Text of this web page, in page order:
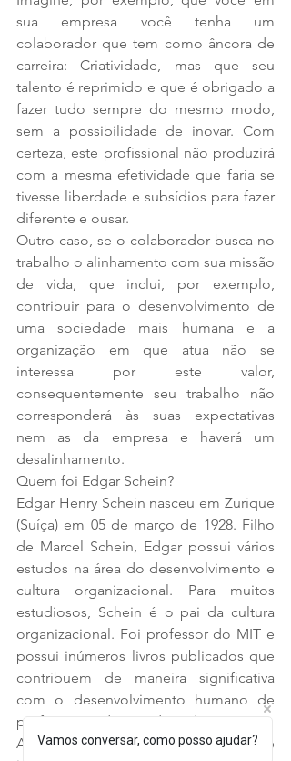
sua empresa você tenha um
colaborador que tem como âncora de
carreira: Criatividade, mas que seu
talento é reprimido e que é obrigado a
fazer tudo sempre do mesmo modo,
sem a possibilidade de inovar. Com
certeza, este profissional não produzirá
com a mesma efetividade que faria se
tivesse liberdade e subsídios para fazer
diferente e ousar.
Outro caso, se o colaborador busca no
trabalho o alinhamento com sua missão
de vida, que inclui, por exemplo,
contribuir para o desenvolvimento de
uma sociedade mais humana e a
organização em que atua não se
interessa por este valor,
consequentemente seu trabalho não
corresponderá às suas expectativas
nem as da empresa e haverá um
desalinhamento.
Quem foi Edgar Schein?
Edgar Henry Schein nasceu em Zurique
(Suíça) em 05 de março de 1928. Filho
de Marcel Schein, Edgar possui vários
estudos na área do desenvolvimento e
cultura organizacional. Para muitos
estudiosos, Schein é o pai da cultura
organizacional. Foi professor do MIT e
possui inúmeros livros publicados que
contribuem de maneira significativa
com o desenvolvimento humano de
profissionais do mundo todo.
Atualmente, Schein tem 92 anos de
Vamos conversar, como posso ajudar?